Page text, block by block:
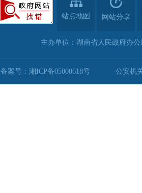
站点地图 网站分享
主办单位：湖南省人民政府办公
备案号：湘ICP备05000618号 公安机